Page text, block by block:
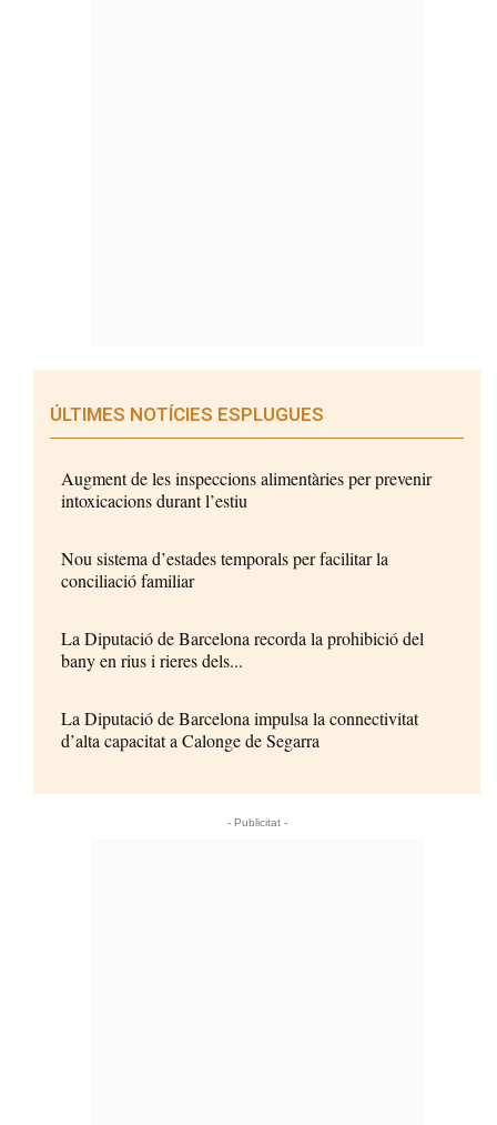
ÚLTIMES NOTÍCIES ESPLUGUES
Augment de les inspeccions alimentàries per prevenir
intoxicacions durant l’estiu
Nou sistema d’estades temporals per facilitar la
conciliació familiar
La Diputació de Barcelona recorda la prohibició del
bany en rius i rieres dels...
La Diputació de Barcelona impulsa la connectivitat
d’alta capacitat a Calonge de Segarra
- Publicitat -